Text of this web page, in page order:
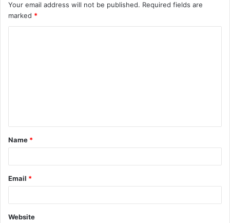
Your email address will not be published. Required fields are
marked *
t
*
Name *
Email *
Website